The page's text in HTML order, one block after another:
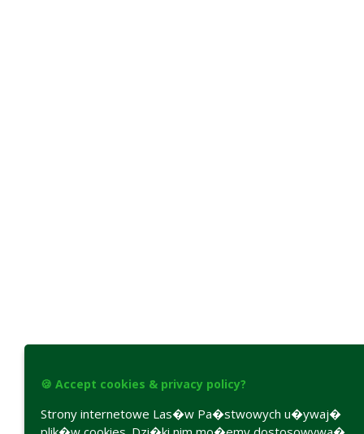
🍪 Accept cookies & privacy policy?
Strony internetowe Las�w Pa�stwowych u�ywaj�